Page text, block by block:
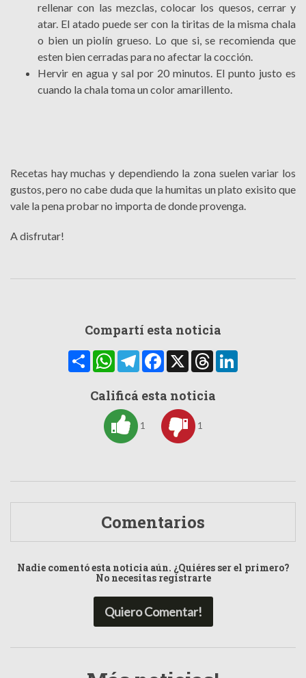
rellenar con las mezclas, colocar los quesos, cerrar y
atar. El atado puede ser con la tiritas de la misma chala
o bien un piolín grueso. Lo que si, se recomienda que
esten bien cerradas para no afectar la cocción.
Hervir en agua y sal por 20 minutos. El punto justo es
cuando la chala toma un color amarillento.
Recetas hay muchas y dependiendo la zona suelen variar los
gustos, pero no cabe duda que la humitas un plato exisito que
vale la pena probar no importa de donde provenga.
A disfrutar!
Compartí esta noticia
CompartirWhatsAppTelegramFacebook
X Threads
Calificá esta noticia
1 1
Comentarios
Nadie comentó esta noticia aún. ¿Quiéres ser el primero?
No necesitas registrarte
Quiero Comentar!